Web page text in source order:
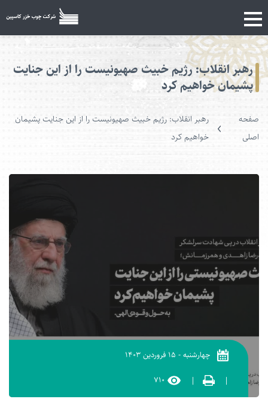
رهبر انقلاب: رژیم خبیث صهیونیست را از این جنایت
پشیمان خواهیم کرد
صفحه
اصلی
رهبر انقلاب: رژیم خبیث صهیونیست را از این جنایت پشیمان
خواهیم کرد
چهارشنبه- ۱۵ فروردین ۱۴۰۳
|
| ۷۱۰